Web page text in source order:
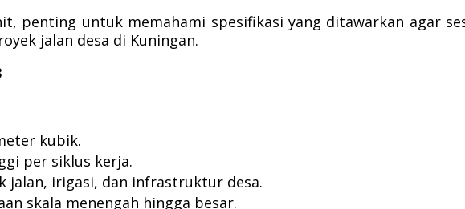
penting untuk memahami spesifikasi yang ditawarkan agar
jalan desa di Kuningan.
kubik.
per siklus kerja.
jalan, irigasi, dan infrastruktur desa.
skala menengah hingga besar.